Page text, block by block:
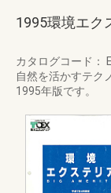
1995環境エク
カタログコード：
自然を活かすテク
1995年版です。